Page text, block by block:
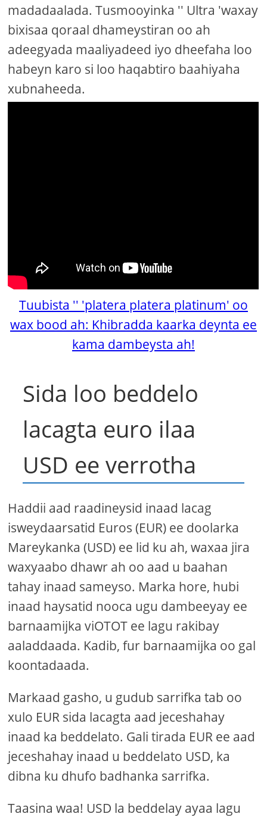
madadaalada. Tusmooyinka '' Ultra 'waxay
bixisaa qoraal dhameystiran oo ah
adeegyada maaliyadeed iyo dheefaha loo
habeyn karo si loo haqabtiro baahiyaha
xubnaheeda.
Tuubista '' 'platera platera platinum' oo
wax bood ah: Khibradda kaarka deynta ee
kama dambeysta ah!
Sida loo beddelo
lacagta euro ilaa
USD ee verrotha
Haddii aad raadineysid inaad lacag
isweydaarsatid Euros (EUR) ee doolarka
Mareykanka (USD) ee lid ku ah, waxaa jira
waxyaabo dhawr ah oo aad u baahan
tahay inaad sameyso. Marka hore, hubi
inaad haysatid nooca ugu dambeeyay ee
barnaamijka viOTOT ee lagu rakibay
aaladdaada. Kadib, fur barnaamijka oo gal
koontadaada.
Markaad gasho, u gudub sarrifka tab oo
xulo EUR sida lacagta aad jeceshahay
inaad ka beddelato. Gali tirada EUR ee aad
jeceshahay inaad u beddelato USD, ka
dibna ku dhufo badhanka sarrifka.
Taasina waa! USD la beddelay ayaa lagu